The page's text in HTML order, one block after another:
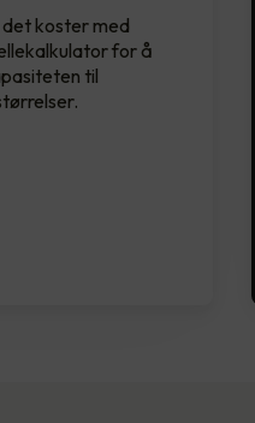
koster med
for å
til